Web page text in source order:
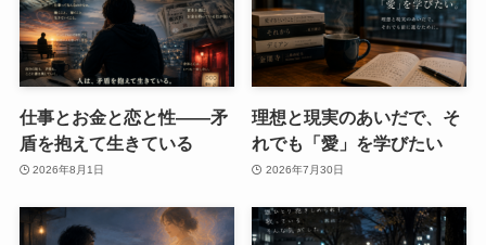
仕事とお金と恋と性——矛
盾を抱えて生きている
2026年8月1日
理想と現実のあいだで、そ
れでも「愛」を学びたい
2026年7月30日